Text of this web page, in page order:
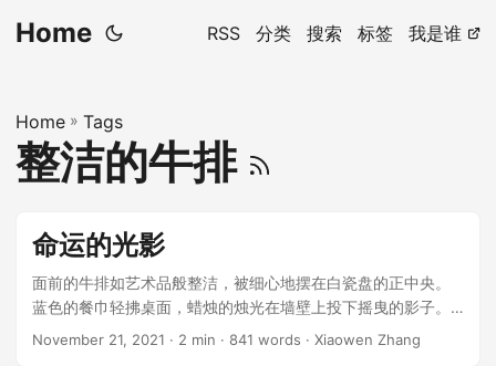
Home RSS 分类 搜索 标签 我是谁
Home » Tags
整洁的牛排
命运的光影
面前的牛排如艺术品般整洁，被细心地摆在白瓷盘的正中央。
蓝色的餐巾轻拂桌面，蜡烛的烛光在墙壁上投下摇曳的影子。
英俊的侦探艾德温坐在桌前，面容平静，看似沉浸在这令人贪
November 21, 2021 · 2 min · 841 words · Xiaowen Zhang